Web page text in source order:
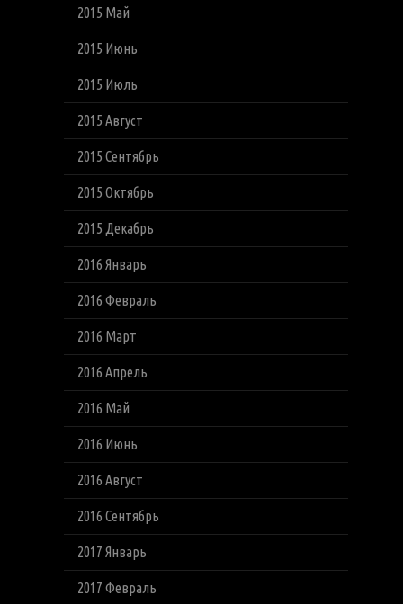
2015 Май
2015 Июнь
2015 Июль
2015 Август
2015 Сентябрь
2015 Октябрь
2015 Декабрь
2016 Январь
2016 Февраль
2016 Март
2016 Апрель
2016 Май
2016 Июнь
2016 Август
2016 Сентябрь
2017 Январь
2017 Февраль